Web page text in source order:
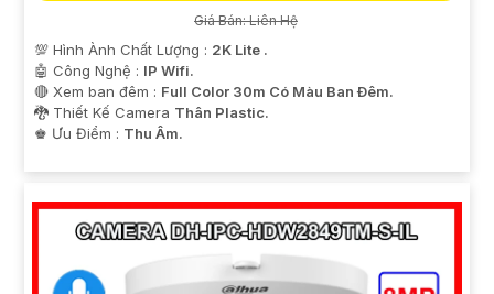
Giá Bán: Liên Hệ
💯 Hình Ành Chất Lượng : 2K Lite .
🤖️ Công Nghệ : IP Wifi.
🔴 Xem ban đêm : Full Color 30m Có Màu Ban Ðêm.
🐉️ Thiết Kế Camera Thân Plastic.
️♚ Ưu Điểm : Thu Âm.